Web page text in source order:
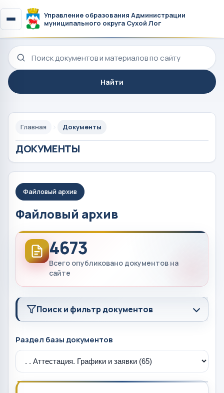
Управление образования Администрации
муниципального округа Сухой Лог
Поиск по сайту
Найти
Главная Документы
ДОКУМЕНТЫ
Файловый архив
Файловый архив
4673
Всего опубликовано документов на
сайте
Поиск и фильтр документов
Раздел базы документов